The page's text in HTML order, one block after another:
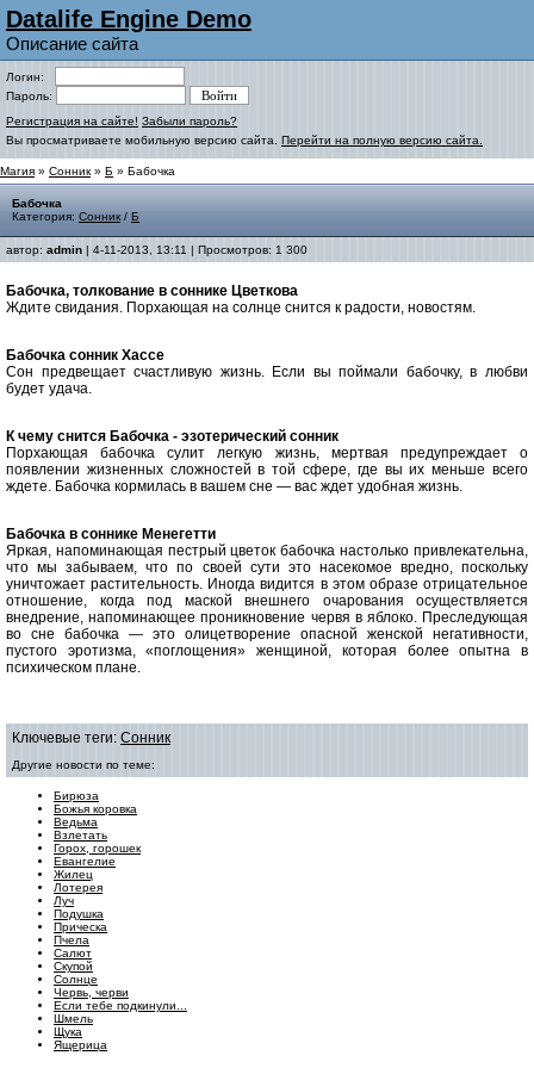
Datalife Engine Demo
Описание сайта
Логин:
Пароль:
Регистрация на сайте! Забыли пароль?
Вы просматриваете мобильную версию сайта. Перейти на полную версию сайта.
Магия » Сонник » Б » Бабочка
Бабочка
Категория: Сонник / Б
автор: admin | 4-11-2013, 13:11 | Просмотров: 1 300
Бабочка, толкование в соннике Цветкова
Ждите свидания. Порхающая на солнце снится к радости, новостям.
Бабочка cонник Хассе
Сон предвещает счастливую жизнь. Если вы поймали бабочку, в любви
будет удача.
К чему снится Бабочка - эзотерический сонник
Порхающая бабочка сулит легкую жизнь, мертвая предупреждает о
появлении жизненных сложностей в той сфере, где вы их меньше всего
ждете. Бабочка кормилась в вашем сне — вас ждет удобная жизнь.
Бабочка в соннике Менегетти
Яркая, напоминающая пестрый цветок бабочка настолько привлекательна,
что мы забываем, что по своей сути это насекомое вредно, поскольку
уничтожает растительность. Иногда видится в этом образе отрицательное
отношение, когда под маской внешнего очарования осуществляется
внедрение, напоминающее проникновение червя в яблоко. Преследующая
во сне бабочка — это олицетворение опасной женской негативности,
пустого эротизма, «поглощения» женщиной, которая более опытна в
психическом плане.
Ключевые теги: Сонник
Другие новости по теме:
Бирюза
Божья коровка
Ведьма
Взлетать
Горох, горошек
Евангелие
Жилец
Лотерея
Луч
Подушка
Прическа
Пчела
Салют
Скупой
Солнце
Червь, черви
Если тебе подкинули...
Шмель
Щука
Ящерица